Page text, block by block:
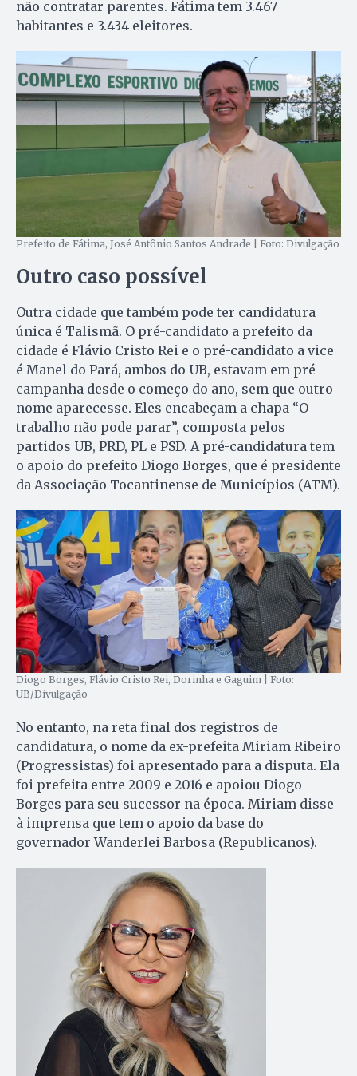
não contratar parentes. Fátima tem 3.467
habitantes e 3.434 eleitores.
Prefeito de Fátima, José Antônio Santos Andrade | Foto: Divulgação
Outro caso possível
Outra cidade que também pode ter candidatura
única é Talismã. O pré-candidato a prefeito da
cidade é Flávio Cristo Rei e o pré-candidato a vice
é Manel do Pará, ambos do UB, estavam em pré-
campanha desde o começo do ano, sem que outro
nome aparecesse. Eles encabeçam a chapa “O
trabalho não pode parar”, composta pelos
partidos UB, PRD, PL e PSD. A pré-candidatura tem
o apoio do prefeito Diogo Borges, que é presidente
da Associação Tocantinense de Municípios (ATM).
Diogo Borges, Flávio Cristo Rei, Dorinha e Gaguim | Foto:
UB/Divulgação
No entanto, na reta final dos registros de
candidatura, o nome da ex-prefeita Miriam Ribeiro
(Progressistas) foi apresentado para a disputa. Ela
foi prefeita entre 2009 e 2016 e apoiou Diogo
Borges para seu sucessor na época. Miriam disse
à imprensa que tem o apoio da base do
governador Wanderlei Barbosa (Republicanos).